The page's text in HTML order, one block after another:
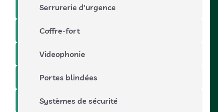
Serrurerie d'urgence
Coffre-fort
Videophonie
Portes blindées
Systèmes de sécurité